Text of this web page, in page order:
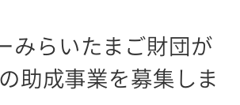
みらいたまご財団が
助成事業を募集しま